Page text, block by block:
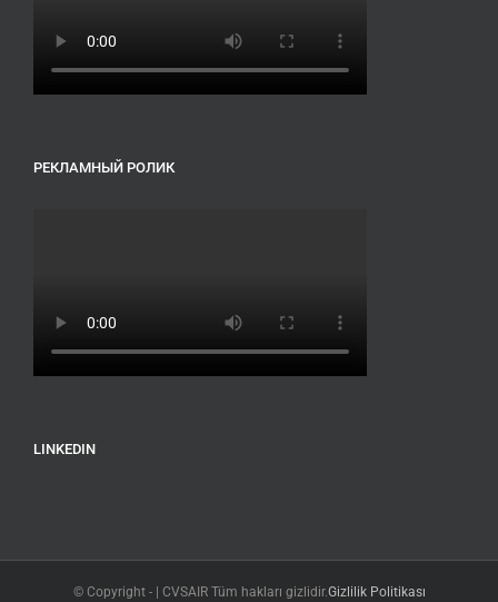
РЕКЛАМНЫЙ РОЛИК
LINKEDIN
© Copyright - | CVSAIR Tüm hakları gizlidir.Gizlilik Politikası